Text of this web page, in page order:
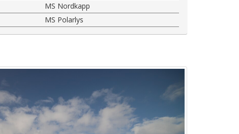
MS Nordkapp
MS Polarlys